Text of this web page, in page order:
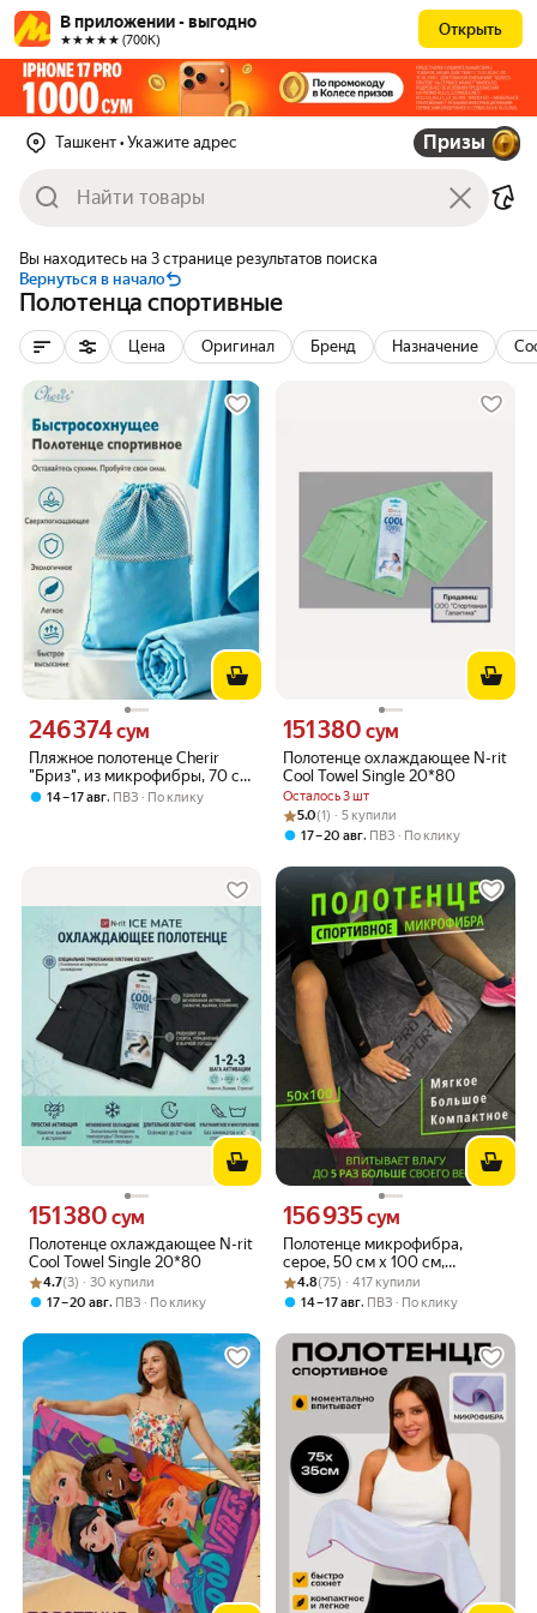
В приложении - выгодно
★★★★★ (700К)
Открыть
Ташкент • Укажите адрес Призы
Вы находитесь на 3 странице результатов поиска
Вернуться в начало
Полотенца спортивные
Цена Оригинал Бренд Назначение
Пляжное полотенце Cherir
"Бриз", из микрофибры, 70 см
х 140 см, бирюзовое
Цена 246374 сум вместо
246 374сум
14 – 17 авг, ПВЗ По клику
Полотенце охлаждающее N-rit
Cool Towel Single 20*80
Осталось 3 шт
Цена 151380 сум вместо
151 380 сум
Рейтинг товара: 5.0 из 5
Оценок: (1) · 5 купили
5.0(1) · 5 купили
17 – 20 авг, ПВЗ По клику
Полотенце охлаждающее N-rit
Cool Towel Single 20*80
Цена 151380 сум вместо
151 380 сум
Рейтинг товара: 4.7 из 5
Оценок: (3) · 30 купили
4.7(3) · 30 купили
17 – 20 авг, ПВЗ По клику
Полотенце микрофибра,
серое, 50 см x 100 см,
07Iceband PRO SPORT
Цена 156935 сум вместо
156 935сум
Рейтинг товара: 4.8 из 5
Оценок: (75) · 417 купили
4.8(75) · 417 купили
14 – 17 авг, ПВЗ По клику